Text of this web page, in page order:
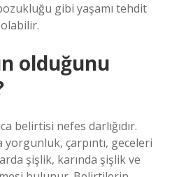
gibi yaşamı tehdit
olduğunu
belirtisi nefes darlığıdır.
çarpıntı, geceleri
şişlik, karında şişlik ve